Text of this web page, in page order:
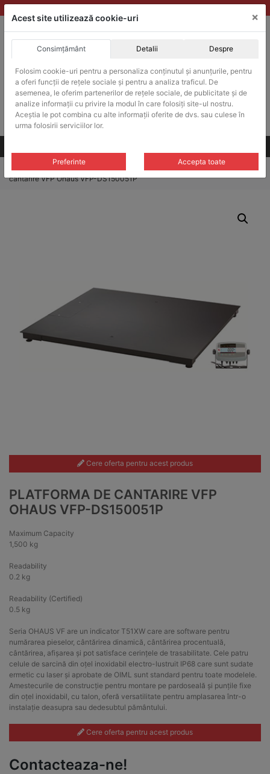
Skip
to
ACHIZITII PUBLICE
Produsele pot fi achizitionate si in sistemul SEAP / SICAP
Products
search
CAUTARE
Cere-ne oferta!
Platforme cantarire Platforme cantarire VFP/ Platforma de
cantarire VFP Ohaus VFP-DS150051P
Cere oferta pentru acest produs
PLATFORMA DE CANTARIRE VFP
OHAUS VFP-DS150051P
Maximum Capacity
1,500 kg
Readability
0.2 kg
Readability (Certified)
0.5 kg
Seria OHAUS VF are un indicator T51XW care are software pentru
numărarea pieselor, cântărirea dinamică, cântărirea procentuală,
cântărirea, afișarea și pot satisface cerințele de trasabilitate. Cele patru
celule de sarcină din oțel inoxidabil electro-lustruit IP68 care sunt sudate
ermetic cu laser și aprobate de OIML sunt standard pentru toate modelele.
Amestecurile de construcție pentru montare pe pardoseală și punțile fixe
din oțel inoxidabil, cu talon, oferă versatilitate pentru amplasarea într-o
instalație deasupra sau dedesubtul pământului.
Cere oferta pentru acest produs
Contacteaza-ne!
Acest site utilizează cookie-uri ×
Consimțământ Detalii Despre
Folosim cookie-uri pentru a personaliza conținutul și anunțurile, pentru
a oferi funcții de rețele sociale și pentru a analiza traficul. De
asemenea, le oferim partenerilor de rețele sociale, de publicitate și de
analize informații cu privire la modul în care folosiți site-ul nostru.
Aceștia le pot combina cu alte informații oferite de dvs. sau culese în
urma folosirii serviciilor lor.
Preferinte Accepta toate